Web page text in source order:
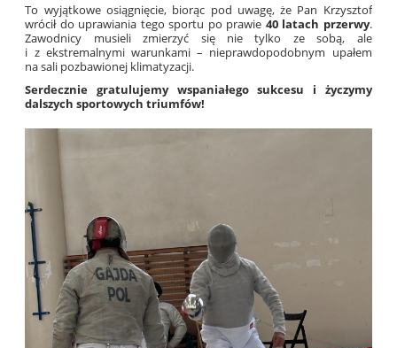
To wyjątkowe osiągnięcie, biorąc pod uwagę, że Pan Krzysztof
wrócił do uprawiania tego sportu po prawie 40 latach przerwy.
Zawodnicy musieli zmierzyć się nie tylko ze sobą, ale
i z ekstremalnymi warunkami – nieprawdopodobnym upałem
na sali pozbawionej klimatyzacji.
Serdecznie gratulujemy wspaniałego sukcesu i życzymy
dalszych sportowych triumfów!